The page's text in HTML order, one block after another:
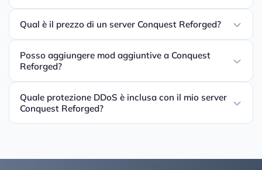
Qual è il prezzo di un server Conquest Reforged?
Posso aggiungere mod aggiuntive a Conquest
Reforged?
Quale protezione DDoS è inclusa con il mio server
Conquest Reforged?